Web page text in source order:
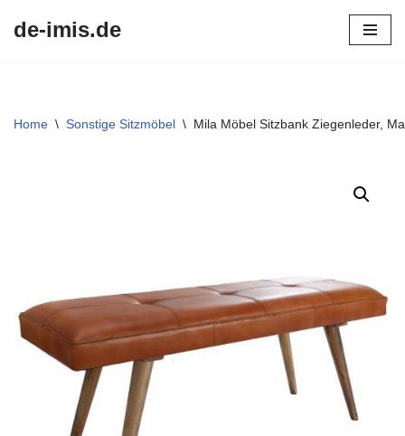
de-imis.de
Home \ Sonstige Sitzmöbel \ Mila Möbel Sitzbank Ziegenleder,